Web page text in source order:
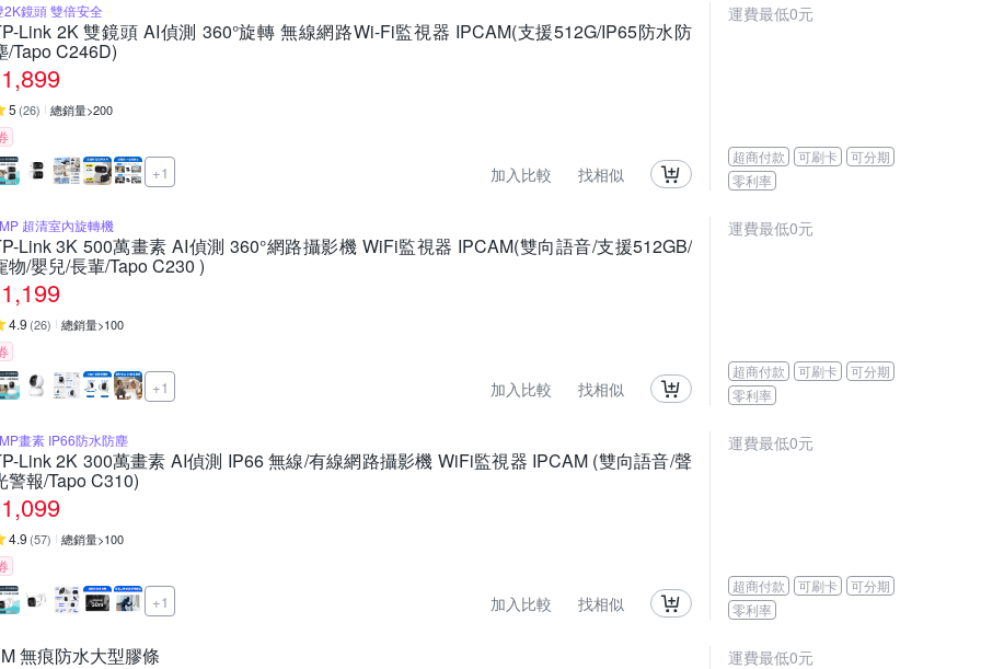
2K鏡頭 雙倍安全
Link 2K 雙鏡頭 AI偵測 360°旋轉 無線網路Wi-Fi監視器 IPCAM(支援512G/IP65防水防
/Tapo C246D)
1,899
5 (26) 總銷量>200
+1 加入比較 找相似
運費最低0元
超商付款 可刷卡
可分期
零利率
超清室內旋轉機
Link 3K 500萬畫素 AI偵測 360°網路攝影機 WiFi監視器 IPCAM(雙向語音/支援512GB/
物/嬰兒/長輩/Tapo C230 )
1,199
4.9 (26) 總銷量>100
+1 加入比較 找相似
運費最低0元
超商付款 可刷卡
可分期
零利率
畫素 IP66防水防塵
Link 2K 300萬畫素 AI偵測 IP66 無線/有線網路攝影機 WiFi監視器 IPCAM (雙向語音/聲
警報/Tapo C310)
1,099
4.9 (57) 總銷量>100
+1 加入比較 找相似
運費最低0元
超商付款 可刷卡
可分期
零利率
無痕防水大型膠條 運費最低0元